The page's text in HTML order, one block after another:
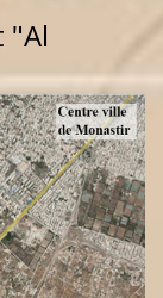
"Al